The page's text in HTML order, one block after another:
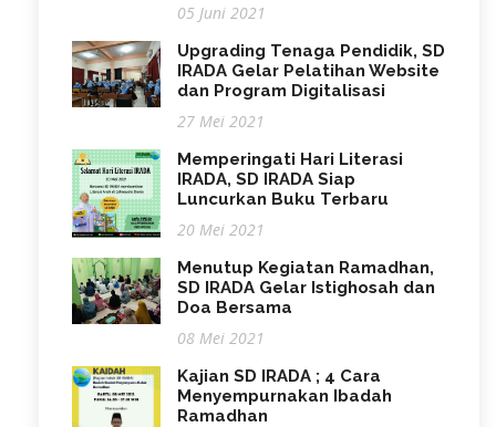
05 Juni 2021
Upgrading Tenaga Pendidik, SD
IRADA Gelar Pelatihan Website
dan Program Digitalisasi
27 Mei 2021
Memperingati Hari Literasi
IRADA, SD IRADA Siap
Luncurkan Buku Terbaru
20 Mei 2021
Menutup Kegiatan Ramadhan,
SD IRADA Gelar Istighosah dan
Doa Bersama
08 Mei 2021
Kajian SD IRADA ; 4 Cara
Menyempurnakan Ibadah
Ramadhan